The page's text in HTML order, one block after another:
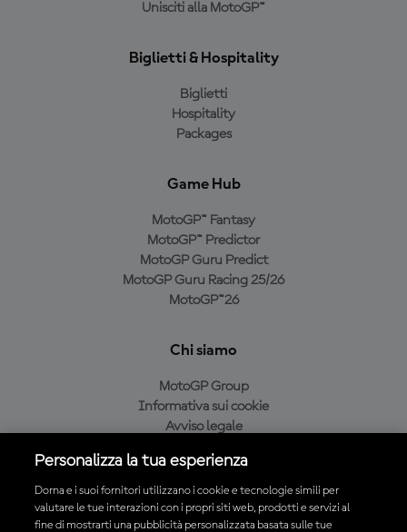
Unisciti alla MotoGP™
Biglietti & Hospitality
Biglietti
Hospitality
Packages
Game Hub
MotoGP™ Fantasy
MotoGP™ Predictor
MotoGP Guru Predict
MotoGP Guru Racing 25/26
MotoGP™26
Chi siamo
MotoGP Group
Informativa sui cookie
Avviso legale
Condizioni di acquisto
Personalizza la tua esperienza
Dorna e i suoi fornitori utilizzano i cookie e tecnologie simili per
valutare le tue interazioni con i propri siti web, prodotti e servizi al
fine di mostrarti una pubblicità personalizzata basata sulle tue